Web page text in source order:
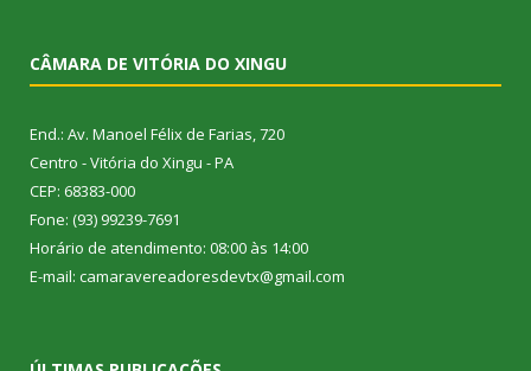
CÂMARA DE VITÓRIA DO XINGU
End.: Av. Manoel Félix de Farias, 720
Centro - Vitória do Xingu - PA
CEP: 68383-000
Fone: (93) 99239-7691
Horário de atendimento: 08:00 às 14:00
E-mail: camaravereadoresdevtx@gmail.com